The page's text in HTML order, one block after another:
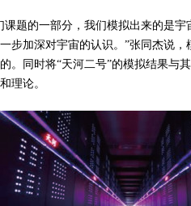
题的一部分，我们模拟出来的是
步加深对宇宙的认识。”张同杰说
。同时将“天河二号”的模拟结果与
理论。